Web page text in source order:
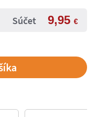
Súčet 9,95 €